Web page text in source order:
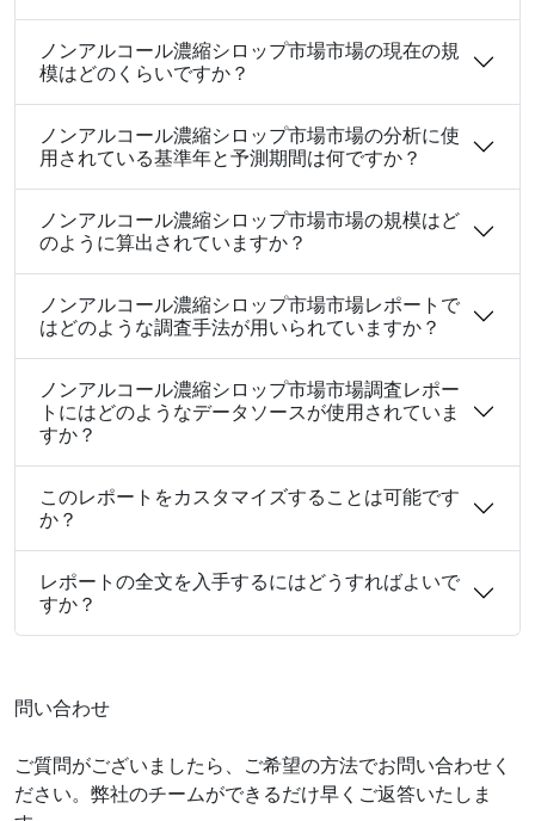
ノンアルコール濃縮シロップ市場市場の現在の規
模はどのくらいですか？
ノンアルコール濃縮シロップ市場市場の分析に使
用されている基準年と予測期間は何ですか？
ノンアルコール濃縮シロップ市場市場の規模はど
のように算出されていますか？
ノンアルコール濃縮シロップ市場市場レポートで
はどのような調査手法が用いられていますか？
ノンアルコール濃縮シロップ市場市場調査レポー
トにはどのようなデータソースが使用されていま
すか？
このレポートをカスタマイズすることは可能です
か？
レポートの全文を入手するにはどうすればよいで
すか？
問い合わせ
ご質問がございましたら、ご希望の方法でお問い合わせく
ださい。弊社のチームができるだけ早くご返答いたしま